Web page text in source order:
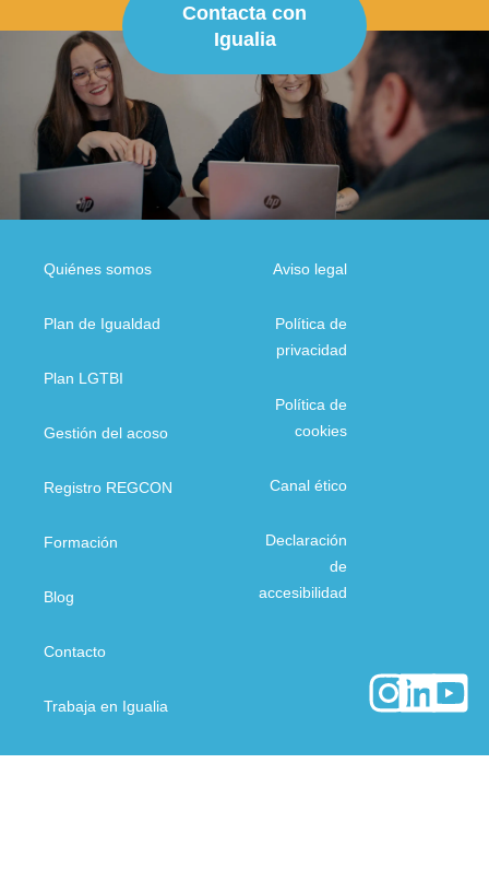
Contacta con
Igualia
Quiénes somos
Plan de Igualdad
Plan LGTBI
Gestión del acoso
Registro REGCON
Formación
Blog
Contacto
Trabaja en Igualia
Aviso legal
Política de
privacidad
Política de
cookies
Canal ético
Declaración
de
accesibilidad